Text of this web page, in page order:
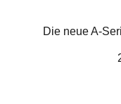
Die neue A-